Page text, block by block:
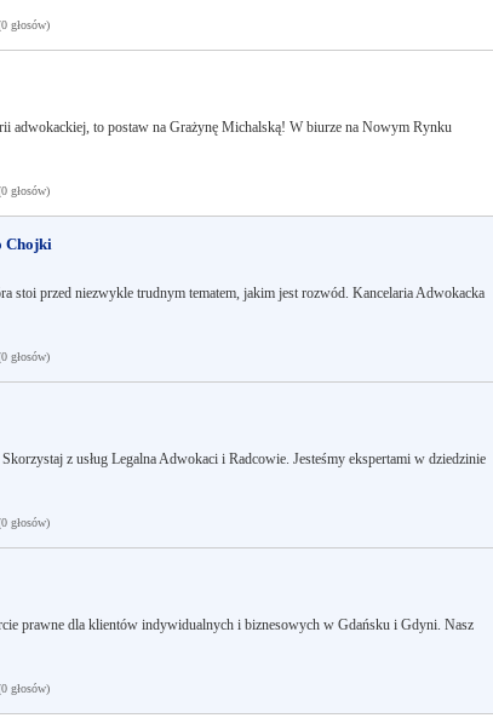
głosów)
adwokackiej, to postaw na Grażynę Michalską! W biurze na Nowym Rynku
głosów)
Chojki
stoi przed niezwykle trudnym tematem, jakim jest rozwód. Kancelaria Adwokacka
głosów)
z usług Legalna Adwokaci i Radcowie. Jesteśmy ekspertami w dziedzinie
głosów)
prawne dla klientów indywidualnych i biznesowych w Gdańsku i Gdyni. Nasz
głosów)